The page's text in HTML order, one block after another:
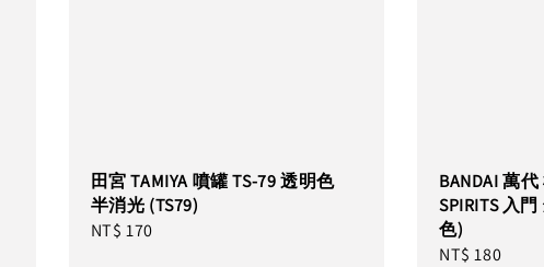
田宮 TAMIYA 噴罐 TS-79 透明色
半消光 (TS79)
Regular
NT$ 170
BANDAI 萬
SPIRITS 入
色)
Regular
NT$ 180